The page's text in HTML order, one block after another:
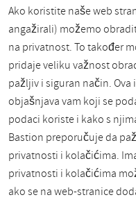
Ako koristite naše web
angažirali) možemo
na privatnost. To također
pridaje veliku važnost
pažljiv i siguran način.
objašnjava vam koji se
podaci koriste i kako s
Bastion preporučuje da
privatnosti i kolačićima.
privatnosti i kolačićima
ako se na web-stranice